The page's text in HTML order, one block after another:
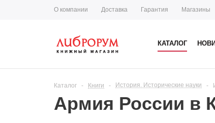
О компании Доставка Гарантия Магазины
КАТАЛОГ
Каталог - Книги - История. Исторические науки -
Армия России в